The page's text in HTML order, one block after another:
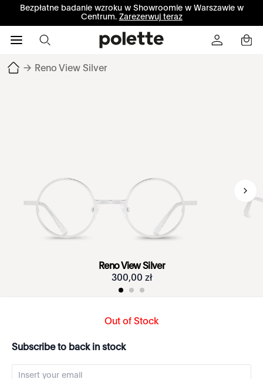
Bezpłatne badanie wzroku w Showroomie w Warszawie w
Centrum. Zarezerwuj teraz
→ Reno View Silver
Reno View Silver
300,00 zł
Out of Stock
Subscribe to back in stock